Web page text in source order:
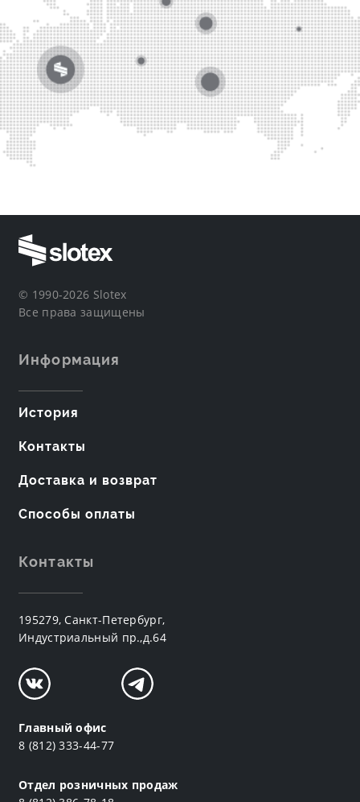
© 1990-2026 Slotex
Все права защищены
Информация
История
Контакты
Доставка и возврат
Способы оплаты
Контакты
195279, Санкт-Петербург,
Индустриальный пр.,д.64
Главный офис
8 (812) 333-44-77
Отдел розничных продаж